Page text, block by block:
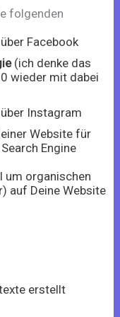
folgenden
Facebook
(ich denke das
wieder mit dabei
Instagram
Website für
Engine
um organischen
auf Deine Website
erstellt